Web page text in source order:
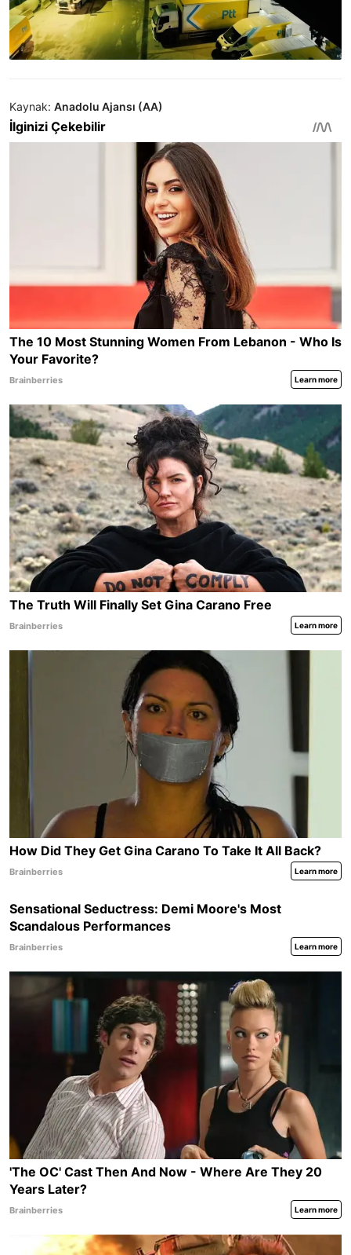
Kaynak: Anadolu Ajansı (AA)